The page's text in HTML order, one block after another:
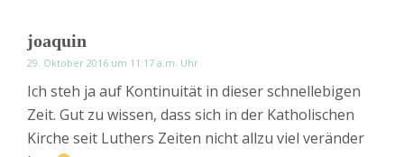
joaquin
29. Oktober 2016 um 11:17 a.m. Uhr
Ich steh ja auf Kontinuität in dieser schnellebigen
Zeit. Gut zu wissen, dass sich in der Katholischen
Kirche seit Luthers Zeiten nicht allzu viel veränder